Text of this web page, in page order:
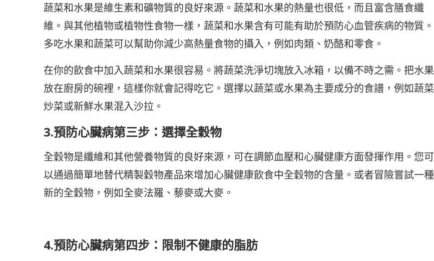
蔬菜和水果是維生素和礦物質的良好來源。蔬菜和水果的熱量也很低，而且富含膳食纖
維。與其他植物或植物性食物一樣，蔬菜和水果含有可能有助於預防心血管疾病的物質。
多吃水果和蔬菜可以幫助你減少高熱量食物的攝入，例如肉類、奶酪和零食。
在你的飲食中加入蔬菜和水果很容易。將蔬菜洗淨切塊放入冰箱，以備不時之需。把水果
放在廚房的碗裡，這樣你就會記得吃它。選擇以蔬菜或水果為主要成分的食譜，例如蔬菜
炒菜或新鮮水果混入沙拉。
3.預防心臟病第三步：選擇全穀物
全穀物是纖維和其他營養物質的良好來源，可在調節血壓和心臟健康方面發揮作用。您可
以通過簡單地替代精製穀物產品來增加心臟健康飲食中全穀物的含量。或者冒險嘗試一種
新的全穀物，例如全麥法羅、藜麥或大麥。
4.預防心臟病第四步：限制不健康的脂肪